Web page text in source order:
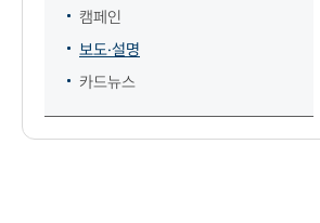
캠페인
보도·설명
카드뉴스